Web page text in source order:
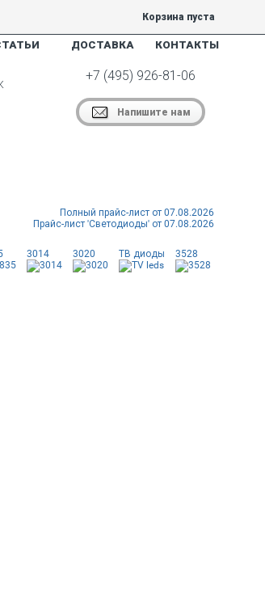
Корзина пуста
ДОСТАВКА КОНТАКТЫ
+7 (495) 926-81-06
Напишите нам
Полный прайс-лист от 07.08.2026
Прайс-лист 'Светодиоды' от 07.08.2026
3014 3020 ТВ диоды 3528